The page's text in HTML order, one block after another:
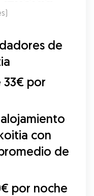
)
de
33€ por
con
de
por noche